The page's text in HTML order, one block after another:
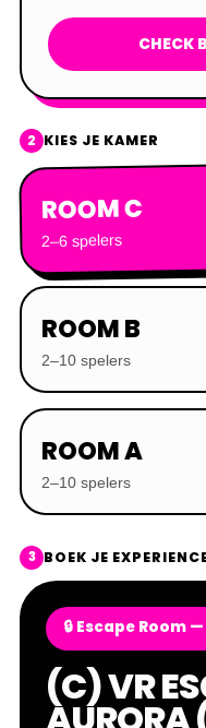
CHECK
2 KIES JE KAMER
ROOM C
2–6 spelers
ROOM B
2–10 spelers
ROOM A
2–10 spelers
3 BOEK JE
🔒 Escape Room
(C) VR